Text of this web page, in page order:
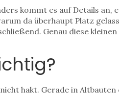
kommt es auf Details an,
da überhaupt Platz
Genau diese kleinen
hakt. Gerade in